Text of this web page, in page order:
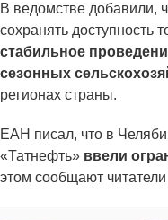
В ведомстве добавили,
сохранять доступность
стабильное
сезонных
регионах страны.
ЕАН писал, что в
«Татнефть» ввели
этом сообщают